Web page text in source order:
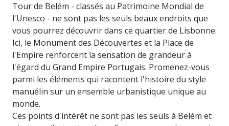
Tour de Belém - classés au Patrimoine Mondial de
l'Unesco - ne sont pas les seuls beaux endroits que
vous pourrez découvrir dans ce quartier de Lisbonne.
Ici, le Monument des Découvertes et la Place de
l'Empire renforcent la sensation de grandeur à
l'égard du Grand Empire Portugais. Promenez-vous
parmi les éléments qui racontent l'histoire du style
manuélin sur un ensemble urbanistique unique au
monde.
Ces points d'intérêt ne sont pas les seuls à Belém et